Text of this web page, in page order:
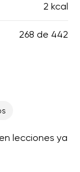
2 kcal
268 de 442
en lecciones ya